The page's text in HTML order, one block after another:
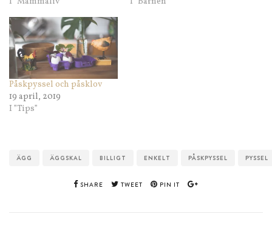
Påskpyssel och påsklov
19 april, 2019
I ”Tips”
ÄGG ÄGGSKAL BILLIGT ENKELT PÅSKPYSSEL PYSSEL
SHARE TWEET PIN IT